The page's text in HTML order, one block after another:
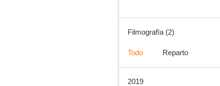
Filmografía (2)
Todo Reparto
2019